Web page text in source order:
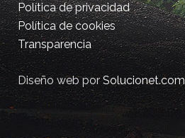
Política de privacidad
Política de cookies
Transparencia
Diseño web porSolucionet.com